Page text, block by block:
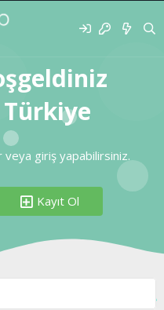
veya giriş yapabilirsiniz.
Kayıt Ol